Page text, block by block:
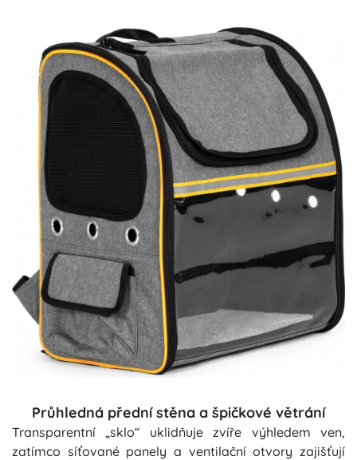
Průhledná přední stěna a špičkové větrání
Transparentní „sklo“ uklidňuje zvíře výhledem ven,
zatímco síťované panely a ventilační otvory zajišťují